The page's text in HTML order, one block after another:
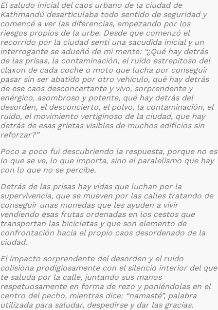
El saludo inicial del caos urbano de la ciudad de
Kathmandú desarticulaba todo sentido de seguridad y
comencé a ver las diferencias, empezando por los
riesgos propios de la urbe. Desde que comenzó el
recorrido por la ciudad sentí una sacudida inicial y un
interrogante se adueñó de mi mente: “¿Qué hay detrás
de las prisas, la contaminación, el ruido estrepitoso del
claxon de cada coche o moto que lucha por conseguir
pasar sin ser abatido por otro vehículo, qué hay detrás
de ese caos desconcertante y vivo, sorprendente y
enérgico, asombroso y potente, qué hay detrás del
desorden, el desconcierto, el polvo, la contaminación, el
ruido, el movimiento vertiginoso de la ciudad, que hay
detrás de esas grietas visibles de muchos edificios sin
reforzar?”
Poco a poco fui descubriendo la respuesta, porque no es
lo que se ve, lo que importa, sino el paralelismo que hay
con lo que no se percibe.
Detrás de las prisas hay vidas que luchan por la
supervivencia, que se mueven por las calles tratando de
conseguir unas monedas que les ayuden a vivir
vendiendo esas frutas ordenadas en los cestos que
transportan las bicicletas y que son elemento de
confrontación hacia el propio caos desordenado de la
ciudad.
El impacto sorprendente del desorden y el ruido
colisiona prodigiosamente con el silencio interior del que
te saluda por la calle, juntando sus manos
respetuosamente en forma de rezo y poniéndolas en el
centro del pecho, mientras dice: “namasté”, palabra
utilizada para saludar, despedirse y dar las gracias.